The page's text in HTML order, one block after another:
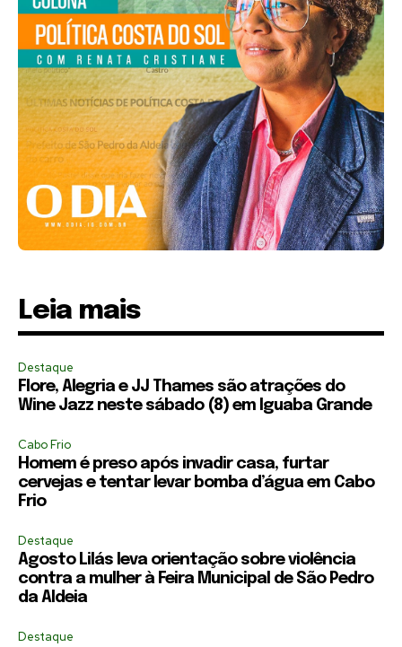
Leia mais
Destaque
Flore, Alegria e JJ Thames são atrações do
Wine Jazz neste sábado (8) em Iguaba Grande
Cabo Frio
Homem é preso após invadir casa, furtar
cervejas e tentar levar bomba d’água em Cabo
Frio
Destaque
Agosto Lilás leva orientação sobre violência
contra a mulher à Feira Municipal de São Pedro
da Aldeia
Destaque